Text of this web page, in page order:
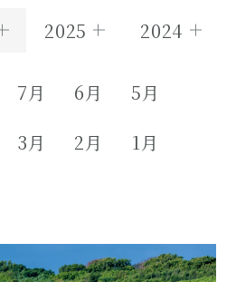
2025 2024
7月 6月
5月
3月 2月 1月